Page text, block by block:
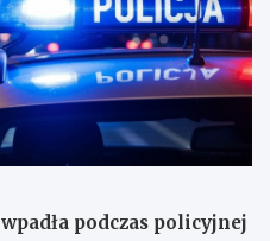
podczas policyjnej